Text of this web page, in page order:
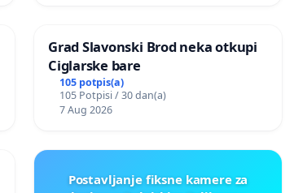
Grad Slavonski Brod neka otkupi
Ciglarske bare
105 potpis(a)
105 Potpisi / 30 dan(a)
7 Aug 2026
Postavljanje fiksne kamere za